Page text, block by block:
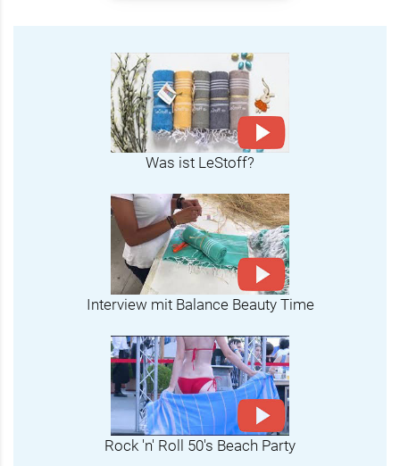
Was ist LeStoff?
Interview mit Balance Beauty Time
Rock 'n' Roll 50's Beach Party